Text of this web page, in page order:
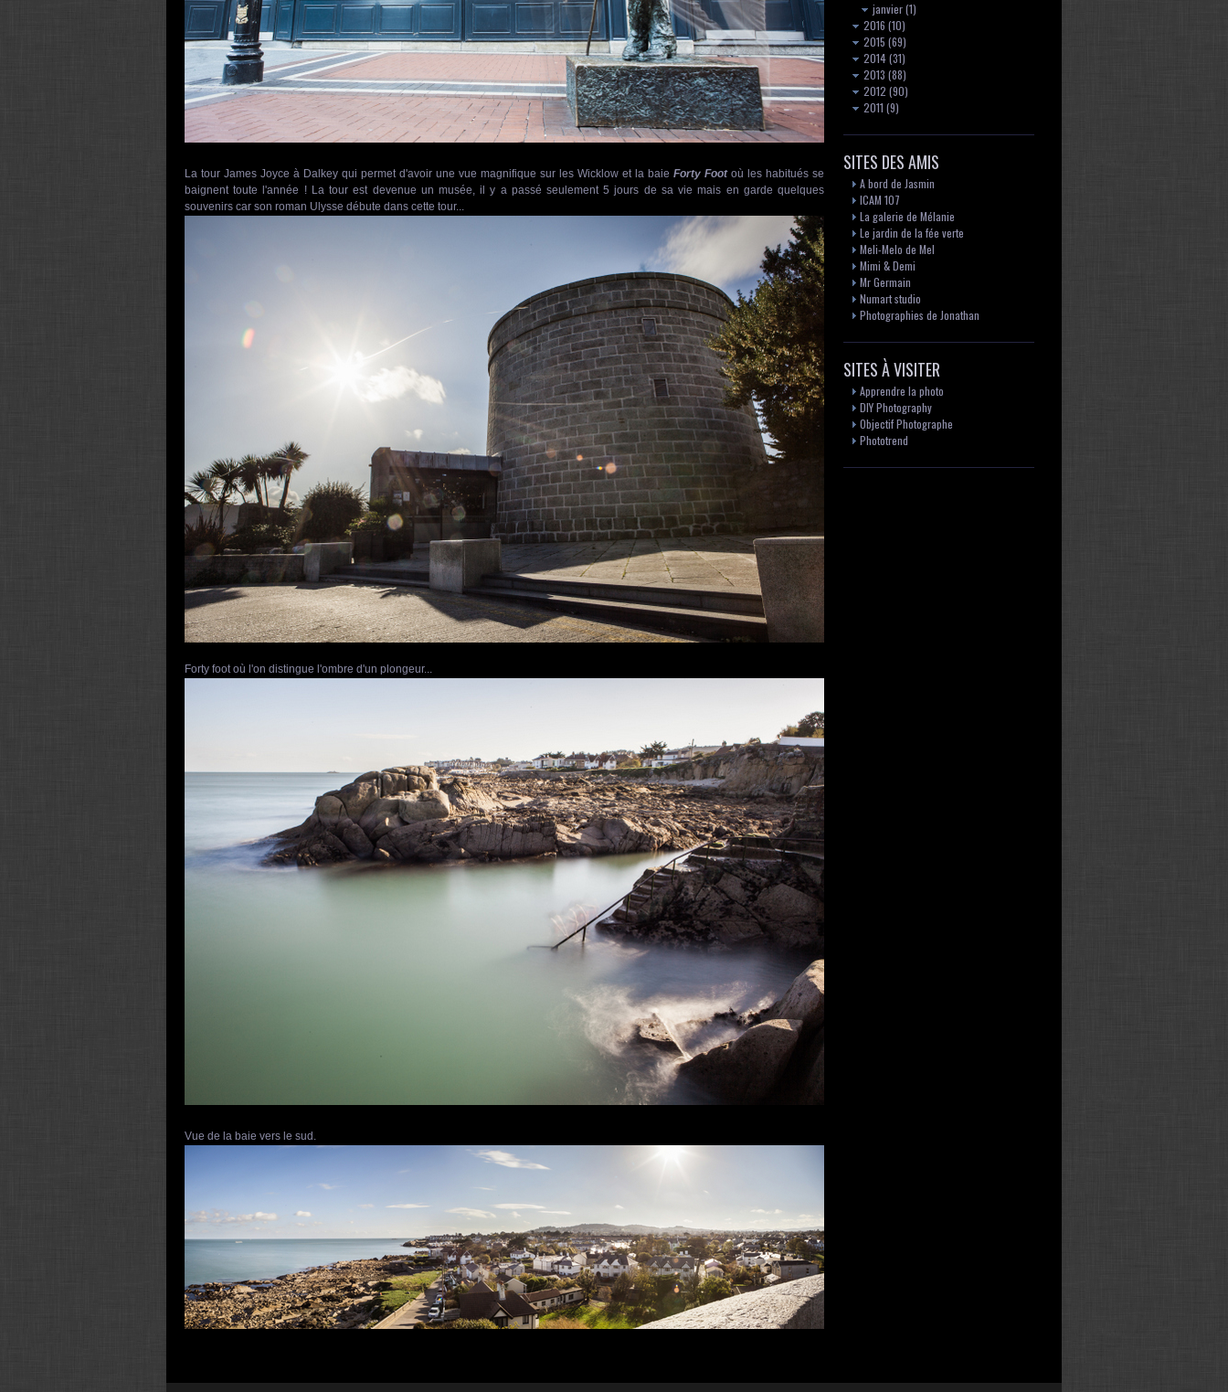
La tour James Joyce à Dalkey qui permet d'avoir une vue magnifique sur les Wicklow et la baie Forty Footoù les habitués se
baignent toute l'année ! La tour est devenue un musée, il y a passé seulement 5 jours de sa vie mais en garde quelques
souvenirs car son roman Ulysse débute dans cette tour...
Forty foot où l'on distingue l'ombre d'un plongeur...
Vue de la baie vers le sud.
janvier(1)
2016 (10)
2015 (69)
2014(31)
2013 (88)
2012 (90)
2011 (9)
SITES DES AMIS
A bord de Jasmin
ICAM 107
La galerie de Mélanie
Le jardin de la fée verte
Meli-Melo de Mel
Mimi & Demi
Mr Germain
Numart studio
Photographies de Jonathan
SITES À VISITER
Apprendre la photo
DIY Photography
Objectif Photographe
Phototrend